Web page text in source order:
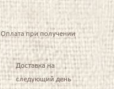
Оплата при получении
Доставка на
следующий день